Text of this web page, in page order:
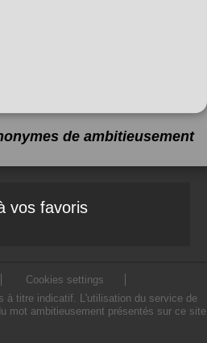
de ambitieusement
vos favoris
Cookies settings
à titre indicatif. L'utilisation du service de
mot ambitieusement présentés sur ce site